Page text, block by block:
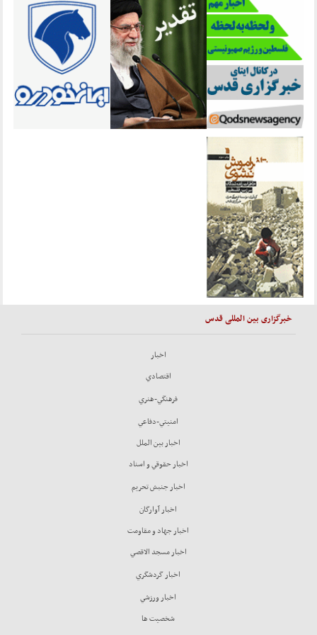
خبرگزاری بین المللی قدس
اخبار
اقتصادي
فرهنگي-هنري
امنيتي-دفاعي
اخبار بين الملل
اخبار حقوقي و اسناد
اخبار جنبش تحريم
اخبار آوارگان
اخبار جهاد و مقاومت
اخبار مسجد الاقصي
اخبار گردشگري
اخبار ورزشي
شخصيت ها